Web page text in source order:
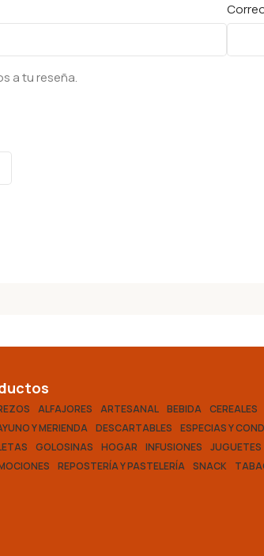
a tu reseña.
ALFAJORES ARTESANAL BEBIDA CEREALES
Y MERIENDA DESCARTABLES ESPECIAS Y
GOLOSINAS HOGAR INFUSIONES JUGUETES
REPOSTERÍA Y PASTELERÍA SNACK